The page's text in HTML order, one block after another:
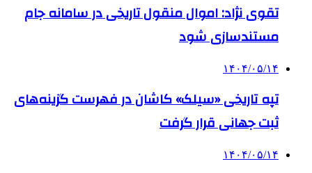
تقوی نژاد: اموال منقول تاریخی در سامانه جام
مستندسازی شود
۱۴۰۴/۰۵/۱۴
تپه تاریخی «سیلک» کاشان در فهرست گزینه‌های
ثبت جهانی قرار گرفت
۱۴۰۴/۰۵/۱۴